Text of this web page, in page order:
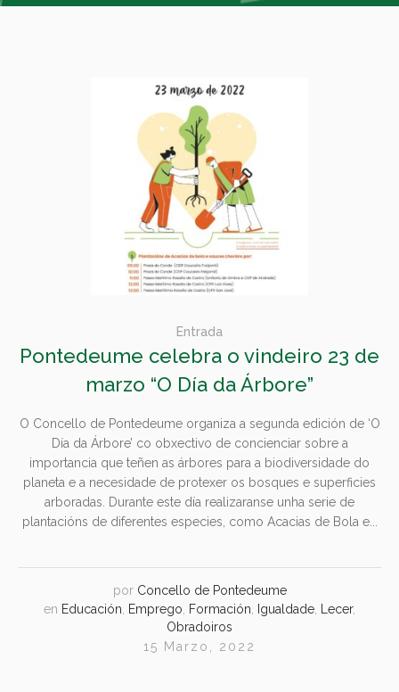
Entrada
Pontedeume celebra o vindeiro 23 de
marzo “O Día da Árbore”
O Concello de Pontedeume organiza a segunda edición de ‘O
Día da Árbore’ co obxectivo de concienciar sobre a
importancia que teñen as árbores para a biodiversidade do
planeta e a necesidade de protexer os bosques e superficies
arboradas. Durante este día realizaranse unha serie de
plantacións de diferentes especies, como Acacias de Bola e...
por Concello de Pontedeume
en Educación, Emprego, Formación, Igualdade, Lecer,
Obradoiros
15 Marzo, 2022